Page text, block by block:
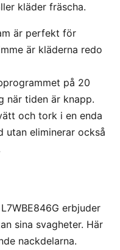
kläder fräscha.
är perfekt för
är kläderna redo
på 20
när tiden är knapp.
och tork i en enda
utan eliminerar också
erbjuder
sina svagheter. Här
nackdelarna.